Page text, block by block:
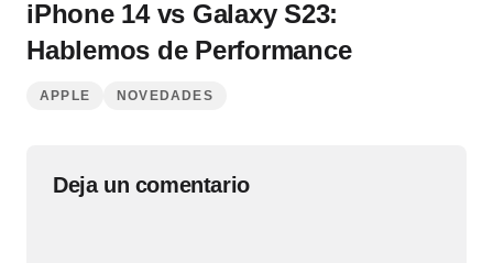
iPhone 14 vs Galaxy S23:
Hablemos de Performance
APPLE NOVEDADES
Deja un comentario